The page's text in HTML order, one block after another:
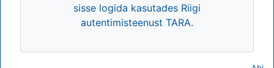
sisse logida kasutades Riigi
autentimisteenust TARA.